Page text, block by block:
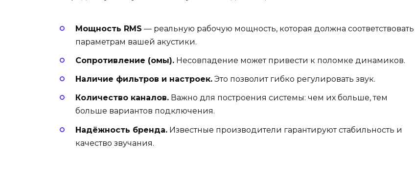
Мощность RMS — реальную рабочую мощность, которая должна соответствовать
параметрам вашей акустики.
Сопротивление (омы). Несовпадение может привести к поломке динамиков.
Наличие фильтров и настроек. Это позволит гибко регулировать звук.
Количество каналов. Важно для построения системы: чем их больше, тем
больше вариантов подключения.
Надёжность бренда. Известные производители гарантируют стабильность и
качество звучания.